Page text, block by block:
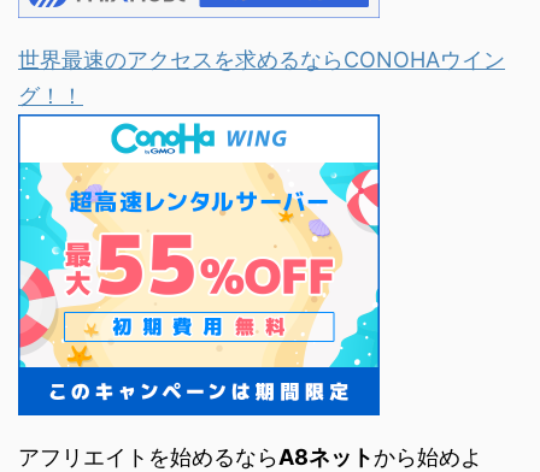
世界最速のアクセスを求めるならCONOHAウイン
グ！！
アフリエイトを始めるならA8ネットから始めよ